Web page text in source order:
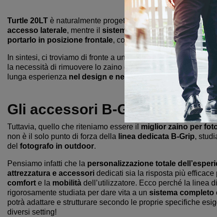
trasporto di questo
Turtle 20LT è naturalmente progettato anche per la
accesso laterale, mentre il sistema magnetico a sgancio
portarlo in posizione frontale, così da aprire la tasca e
In sintesi, ci troviamo di fronte a un prodotto “estremo”
la necessità di rimuovere lo zaino dalle spalle: una
lunga esperienza nel design e nella produzione di
Gli accessori B-Grip che
Tuttavia, quello che riteniamo essere il miglior zaino per
non è il solo punto di forza della linea dedicata B-Grip,
del fotografo in outdoor.
Pensiamo infatti che la personalizzazione totale
attrezzatura e accessori dedicati sia la risposta più efficace
comfort e la mobilità dell’utilizzatore. Ecco perché la linea
rigorosamente studiata per dare vita a un sistema completo
potrà adattare e strutturare secondo le proprie specifiche
diversi setting!